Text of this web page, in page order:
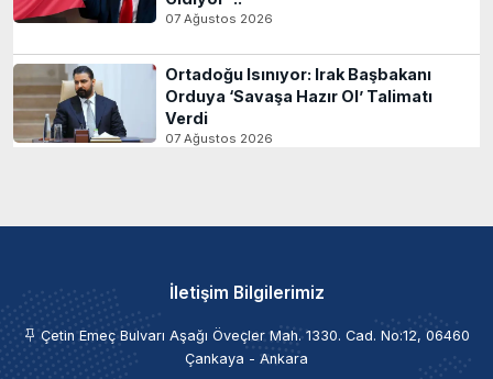
07 Ağustos 2026
Ortadoğu Isınıyor: Irak Başbakanı
Orduya ‘Savaşa Hazır Ol’ Talimatı
Verdi
07 Ağustos 2026
İletişim Bilgilerimiz
Çetin Emeç Bulvarı Aşağı Öveçler Mah. 1330. Cad. No:12, 06460
Çankaya - Ankara